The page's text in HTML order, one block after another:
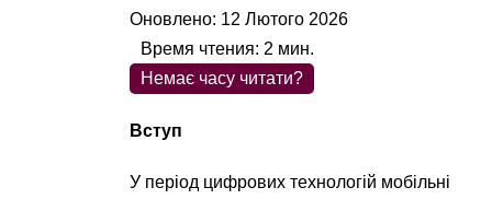
Оновлено: 12 Лютого 2026
Немає часу читати?
Время чтения: 2 мин.
Вступ
У період цифрових технологій мобільні